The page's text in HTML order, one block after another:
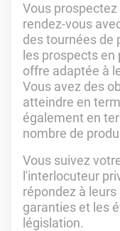
Vous
rendez-vous
des tournées de
les prospects
offre adaptée à
Vous avez des
atteindre en
également en
nombre de
Vous suivez
l'interlocuteur
répondez à
garanties et les
législation.